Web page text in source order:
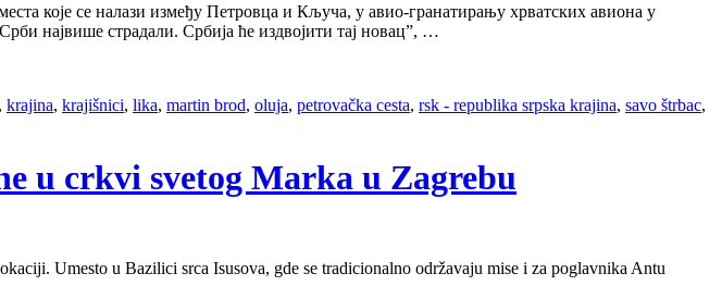
које се налази између Петровца и Кључа, у авио-гранатирању хрватских авиона у
највише страдали. Србија ће издвојити тај новац”, …
, krajina, krajišnici, lika, martin brod, oluja, petrovačka cesta, rsk - republika srpska krajina, savo štrbac,
u crkvi svetog Marka u Zagrebu
Umesto u Bazilici srca Isusova, gde se tradicionalno održavaju mise i za poglavnika Antu